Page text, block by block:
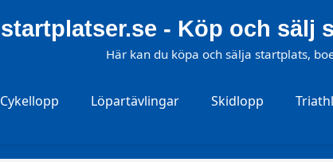
startplatser.se - Köp och sälj
Här kan du köpa och sälja startplats,
Cykellopp Löpartävlingar Skidlopp